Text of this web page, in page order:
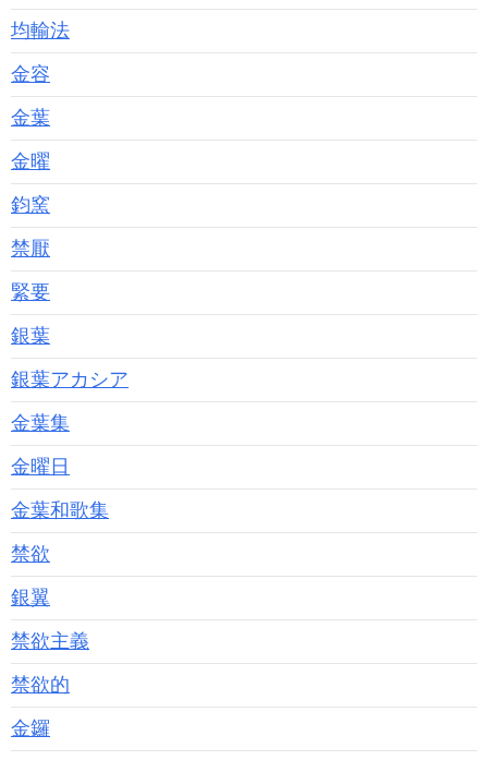
均輸法
金容
金葉
金曜
鈞窯
禁厭
緊要
銀葉
銀葉アカシア
金葉集
金曜日
金葉和歌集
禁欲
銀翼
禁欲主義
禁欲的
金鑼